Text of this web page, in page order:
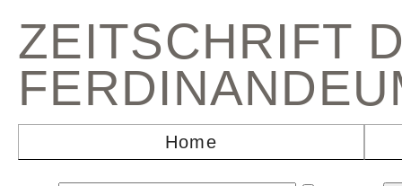
ZEITSCHRIFT
Home